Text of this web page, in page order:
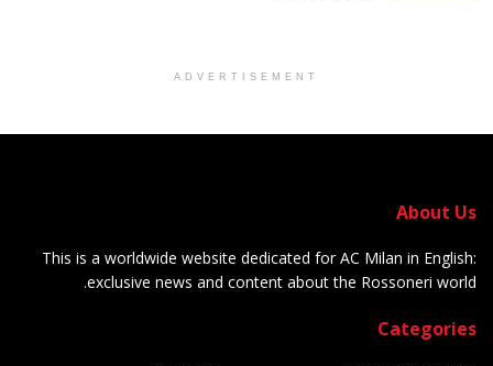
ADVERTISEMENT
About Us
This is a worldwide website dedicated for AC Milan in English:
exclusive news and content about the Rossoneri world.
Categories